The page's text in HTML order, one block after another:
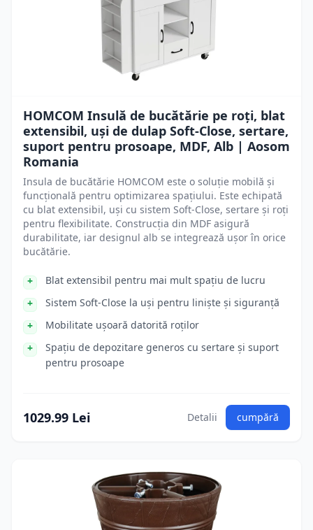
HOMCOM Insulă de bucătărie pe roți, blat
extensibil, uși de dulap Soft-Close, sertare,
suport pentru prosoape, MDF, Alb | Aosom
Romania
Insula de bucătărie HOMCOM este o soluție mobilă și
funcțională pentru optimizarea spațiului. Este echipată
cu blat extensibil, uși cu sistem Soft-Close, sertare și roți
pentru flexibilitate. Construcția din MDF asigură
durabilitate, iar designul alb se integrează ușor în orice
bucătărie.
Blat extensibil pentru mai mult spațiu de lucru
Sistem Soft-Close la uși pentru liniște și siguranță
Mobilitate ușoară datorită roților
Spațiu de depozitare generos cu sertare și suport
pentru prosoape
1029.99 Lei Detalii cumpără